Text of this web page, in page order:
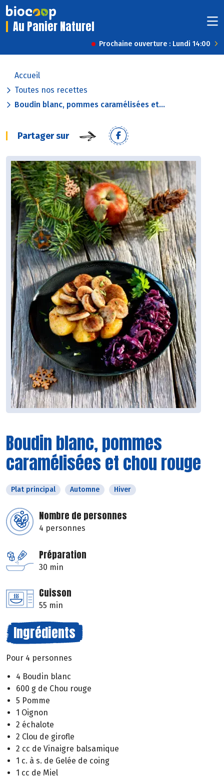
Au Panier Naturel
Prochaine ouverture : Lundi 14:00
Accueil
Toutes nos recettes
Boudin blanc, pommes caramélisées et...
Partager sur
Boudin blanc, pommes
caramélisées et chou rouge
Plat principal Automne Hiver
Nombre de personnes
4 personnes
Préparation
30 min
Cuisson
55 min
Ingrédients
Pour 4 personnes
4 Boudin blanc
600 g de Chou rouge
5 Pomme
1 Oignon
2 échalote
2 Clou de girofle
2 cc de Vinaigre balsamique
1 c. à s. de Gelée de coing
1 cc de Miel